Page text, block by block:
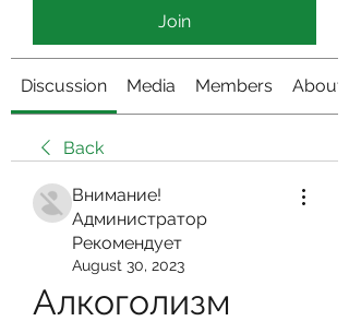
Join
Discussion Media Members About
Back
Внимание!
Администратор
Рекомендует
August 30, 2023
Алкоголизм